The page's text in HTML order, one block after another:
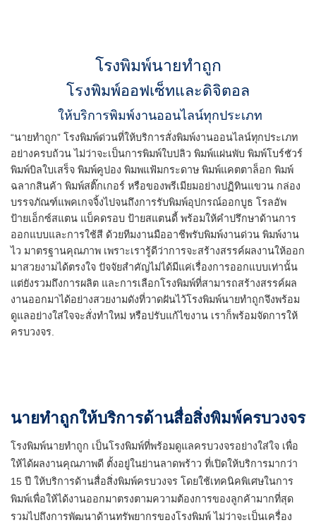
โรงพิมพ์นายทำถูก
โรงพิมพ์ออฟเซ็ทและดิจิตอล
ให้บริการพิมพ์งานออนไลน์ทุกประเภท
“นายทำถูก” โรงพิมพ์ด่วนที่ให้บริการสั่งพิมพ์งานออนไลน์ทุกประเภท
อย่างครบถ้วน ไม่ว่าจะเป็นการพิมพ์ใบปลิว พิมพ์แผ่นพับ พิมพ์โบร์ชัวร์
พิมพ์บิลใบเสร็จ พิมพ์คูปอง พิมพแฟ้มกระดาษ พิมพ์แคตตาล็อก พิมพ์
ฉลากสินค้า พิมพ์สติ๊กเกอร์ หรือของพรีเมียมอย่างปฏิทินแขวน กล่อง
บรรจภัณฑ์แพคเกจจิ้งไปจนถึงการรับพิมพ์อุปกรณ์ออกบูธ โรลอัพ
ป้ายเอ็กซ์สแตน แบ็คดรอบ ป้ายสแตนดี้ พร้อมให้คำปรึกษาด้านการ
ออกแบบและการใช้สี ด้วยทีมงานมืออาชีพรับพิมพ์งานด่วน พิมพ์งาน
ไว มาตรฐานคุณภาพ เพราะเรารู้ดีว่าการจะสร้างสรรค์ผลงานให้ออก
มาสวยงามได้ตรงใจ ปัจจัยสำคัญไม่ได้มีแค่เรื่องการออกแบบเท่านั้น
แต่ยังรวมถึงการผลิต และการเลือกโรงพิมพ์ที่สามารถสร้างสรรค์ผล
งานออกมาได้อย่างสวยงามดังที่วาดฝันไว้โรงพิมพ์นายทำถูกจึงพร้อม
ดูแลอย่างใส่ใจจะสั่งทำใหม่ หรือปรับแก้ไขงาน เราก็พร้อมจัดการให้
ครบวงจร.
นายทำถูกให้บริการด้านสื่อสิ่งพิมพ์ครบวงจร
โรงพิมพ์นายทำถูก เป็นโรงพิมพ์ที่พร้อมดูแลครบวงจรอย่างใส่ใจ เพื่อ
ให้ได้ผลงานคุณภาพดี ตั้งอยู่ในย่านลาดพร้าว ที่เปิดให้บริการมากว่า
15 ปี ให้บริการด้านสื่อสิ่งพิมพ์ครบวงจร โดยใช้เทคนิคพิเศษในการ
พิมพ์เพื่อให้ได้งานออกมาตรงตามความต้องการของลูกค้ามากที่สุด
รวมไปถึงการพัฒนาด้านทรัพยากรของโรงพิมพ์ ไม่ว่าจะเป็นเครื่อง